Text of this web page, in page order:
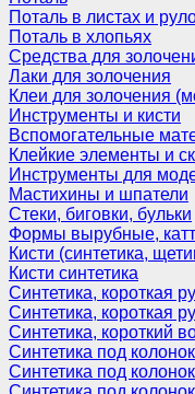
Поталь в листах и
Поталь в хлопьях
Средства для
Лаки для золочения
Клеи для золочения
Инструменты и кисти
Вспомогательные
Клейкие элементы и
Инструменты для
Мастихины и шпатели
Стеки, биговки, бульки
Формы вырубные,
Кисти (синтетика,
Кисти синтетика
Синтетика, короткая
Синтетика, короткая
Синтетика, короткий
Синтетика под
Синтетика под